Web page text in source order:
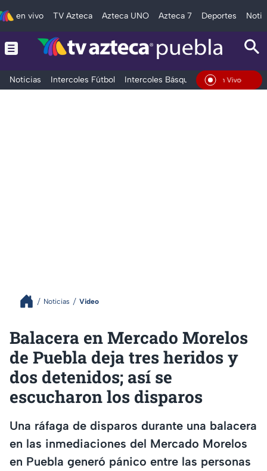
en vivo TV Azteca Azteca UNO Azteca 7 Deportes
Noticias Intercoles Fútbol Intercoles Básquetbol Deportes
En Vivo
Noticias Video
Balacera en Mercado Morelos
de Puebla deja tres heridos y
dos detenidos; así se
escucharon los disparos
Una ráfaga de disparos durante una balacera
en las inmediaciones del Mercado Morelos
en Puebla generó pánico entre las personas